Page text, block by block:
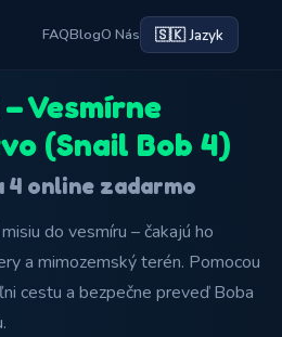
FAQBlogO Nás 🇸🇰 Jazyk
Vesmírne
(Snail Bob 4)
4 online zadarmo
do vesmíru – čakajú ho
a mimozemský terén. Pomocou
cestu a bezpečne preveď Boba